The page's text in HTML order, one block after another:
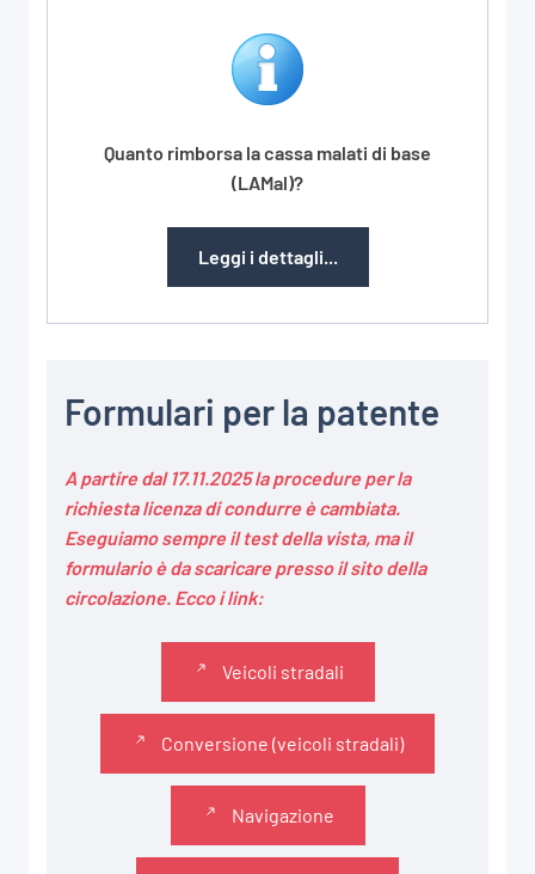
Quanto rimborsa la cassa malati di base
(LAMal)?
Leggi i dettagli...
Formulari per la patente
A partire dal 17.11.2025 la procedure per la
richiesta licenza di condurre è cambiata.
Eseguiamo sempre il test della vista, ma il
formulario è da scaricare presso il sito della
circolazione. Ecco i link:
Veicoli stradali
Conversione (veicoli stradali)
Navigazione